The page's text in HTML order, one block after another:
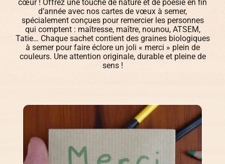
Légumes & Potagères
Aromatiques & Comestibles
Accesoires de Jardinage
Coffrets & Idées Cadeaux
Jardinage au naturel
Découvertes végétales
Bricolage & Inspirations
Notre philosophie
Ateliers & Evènements
Visitez notre magasin
Maraichers & Revendeurs
cœur ! Offrez une touche de nature et de poésie en fin
d’année avec nos cartes de vœux à semer,
spécialement conçues pour remercier les personnes
qui comptent : maîtresse, maître, nounou, ATSEM,
Tatie… Chaque sachet contient des graines biologiques
à semer pour faire éclore un joli « merci » plein de
couleurs. Une attention originale, durable et pleine de
sens !